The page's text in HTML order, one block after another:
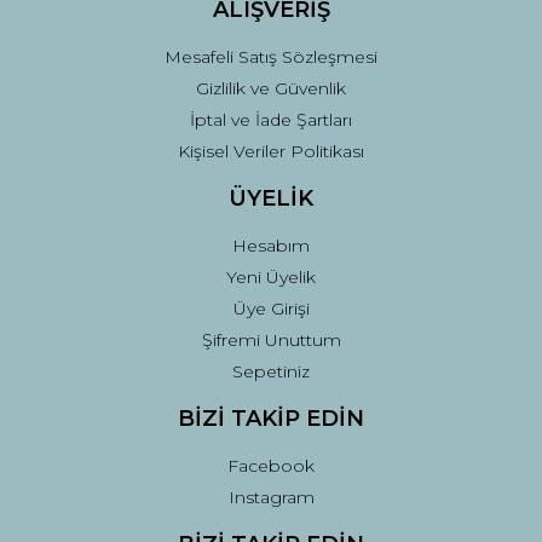
ALIŞVERİŞ
Mesafeli Satış Sözleşmesi
Gizlilik ve Güvenlik
İptal ve İade Şartları
Kişisel Veriler Politikası
ÜYELİK
Hesabım
Yeni Üyelik
Üye Girişi
Şifremi Unuttum
Sepetiniz
BİZİ TAKİP EDİN
Facebook
Instagram